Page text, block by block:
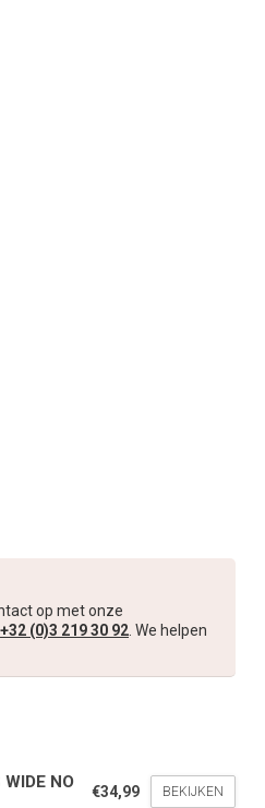
op met onze
+32 (0)3 219 30 92 . We helpen
NO
€34,99 BEKIJKEN